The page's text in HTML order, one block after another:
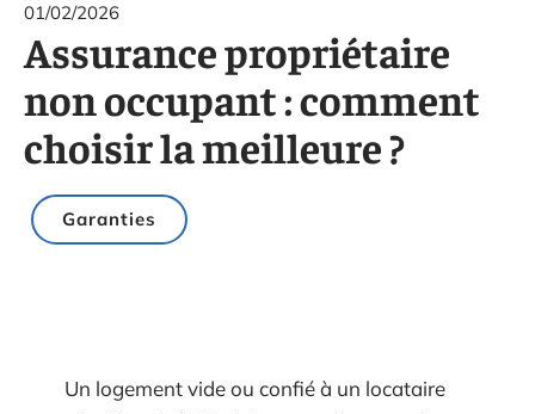
01/02/2026
Assurance propriétaire
non occupant : comment
choisir la meilleure ?
Garanties
Un logement vide ou confié à un locataire